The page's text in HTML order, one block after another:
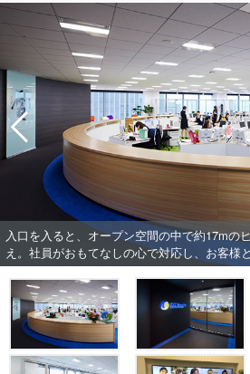
入口を入ると、オープン空間の中で約17mの
え。社員がおもてなしの心で対応し、お客様